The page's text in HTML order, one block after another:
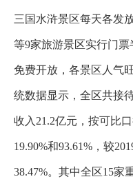
三国水浒景区每天各发
等9家旅游景区实行门
免费开放，各景区人气
统数据显示，全区共接
收入21.2亿元，按可比
19.90%和93.61%，较
38.47%。其中全区15家